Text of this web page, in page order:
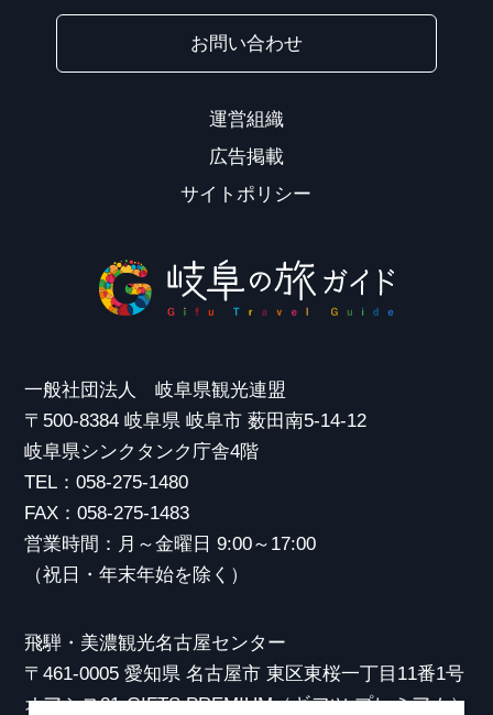
お問い合わせ
運営組織
広告掲載
サイトポリシー
一般社団法人 岐阜県観光連盟
〒500-8384 岐阜県 岐阜市 薮田南5-14-12
岐阜県シンクタンク庁舎4階
TEL：058-275-1480
FAX：058-275-1483
営業時間：月～金曜日 9:00～17:00
（祝日・年末年始を除く）
飛騨・美濃観光名古屋センター
〒461-0005 愛知県 名古屋市 東区東桜一丁目11番1号
オアシス21 GIFTS PREMIUM（ギフツ プレミアム）